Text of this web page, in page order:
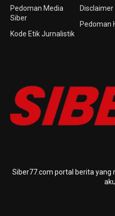
Pedoman Media
Siber
Kode Etik Jurnalistik
Disclaimer
Pedoman
Siber77.com portal berita